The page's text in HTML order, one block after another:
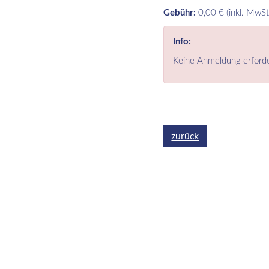
Gebühr: 0,00 € (inkl.
Info:
Keine Anmeldung
zurück